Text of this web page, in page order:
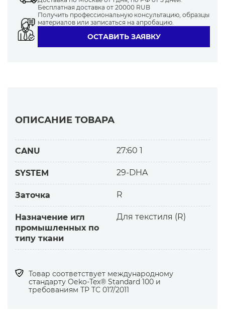
Бесплатная доставка от 20000 RUB
Получить профессиональную консультацию, образцы
материалов или записаться на апробацию.
ОСТАВИТЬ ЗАЯВКУ
ОПИСАНИЕ ТОВАРА
CANU 27:60 1
SYSTEM 29-DHA
Заточка R
Назначение игл
промышленных по
типу ткани
Для текстиля (R)
Товар соответствует международному
стандарту Оеko-Tex® Standard 100 и
требованиям ТР ТС 017/2011